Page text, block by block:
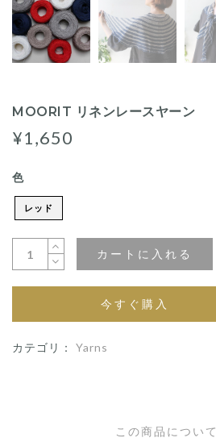
MOORIT リネンレースヤーン
¥1,650
色
レッド
カートに入れる
今すぐ購入
カテゴリ： Yarns
この商品について